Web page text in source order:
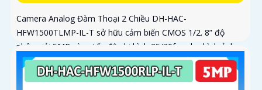
Camera Analog Đàm Thoại 2 Chiều DH-HAC-
HFW1500TLMP-IL-T sở hữu cảm biến CMOS 1/2. 8” độ
phân giải 5MP cùng tốc độ ghi hình 25/30fps cho hình ảnh
rõ ràng. Ống kính cố định 3